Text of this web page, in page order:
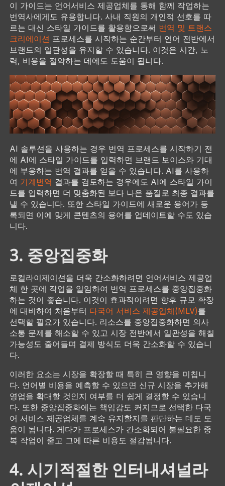
이 가이드는 언어서비스 제공업체를 통해 함께 작업하는
번역사에게도 유용합니다. 사내 직원의 개인적 선호를 따
르는 대신 스타일 가이드를 활용함으로써 번역 및 트랜스
크리에이션 프로세스를 시작하는 순간부터 언어 전반에서
브랜드의 일관성을 유지할 수 있습니다. 이것은 시간, 노
력, 비용을 절약하는 데에도 도움이 됩니다.
AI 솔루션을 사용하는 경우 번역 프로세스를 시작하기 전
에 AI에 스타일 가이드를 입력하면 브랜드 보이스와 기대
에 부응하는 번역 결과를 얻을 수 있습니다. AI를 사용하
여 기계번역 결과를 검토하는 경우에도 AI에 스타일 가이
드를 입력하면 더 맞춤화된 보다 나은 품질로 최종 결과를
낼 수 있습니다. 또한 스타일 가이드에 새로운 용어가 등
록되면 이에 맞게 콘텐츠의 용어를 업데이트할 수도 있습
니다.
3. 중앙집중화
로컬라이제이션을 더욱 간소화하려면 언어서비스 제공업
체 한 곳에 작업을 일임하여 번역 프로세스를 중앙집중화
하는 것이 좋습니다. 이것이 효과적이려면 향후 규모 확장
에 대비하여 처음부터 다국어 서비스 제공업체(MLV)를
선택할 필요가 있습니다. 리소스를 중앙집중화하면 의사
소통 문제를 해소할 수 있고 시장 전반에서 일관성을 해칠
가능성도 줄어들며 결제 방식도 더욱 간소화할 수 있습니
다.
이러한 요소는 시장을 확장할 때 특히 큰 영향을 미칩니
다. 언어별 비용을 예측할 수 있으면 신규 시장을 추가해
영업을 확대할 것인지 여부를 더 쉽게 결정할 수 있습니
다. 또한 중앙집중화에는 책임감도 커지므로 선택한 다국
어 서비스 제공업체를 계속 유지할지를 판단하는 데도 도
움이 됩니다. 게다가 프로세스가 간소화되어 불필요한 중
복 작업이 줄고 그에 따른 비용도 절감됩니다.
4. 시기적절한 인터내셔널라